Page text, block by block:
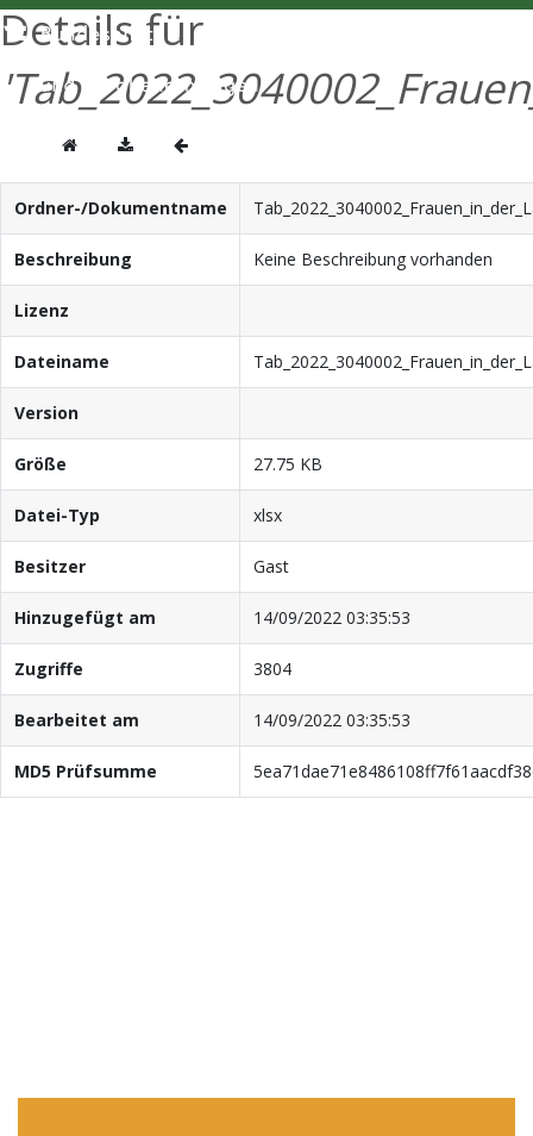
Details für
Ordner-/Dokumentname
Beschreibung Keine Beschreibung vorhanden
Lizenz
Dateiname
Version
Größe 27.75 KB
Datei-Typ xlsx
Besitzer Gast
Hinzugefügt am 14/09/2022 03:35:53
Zugriffe 3804
Bearbeitet am 14/09/2022 03:35:53
MD5 Prüfsumme